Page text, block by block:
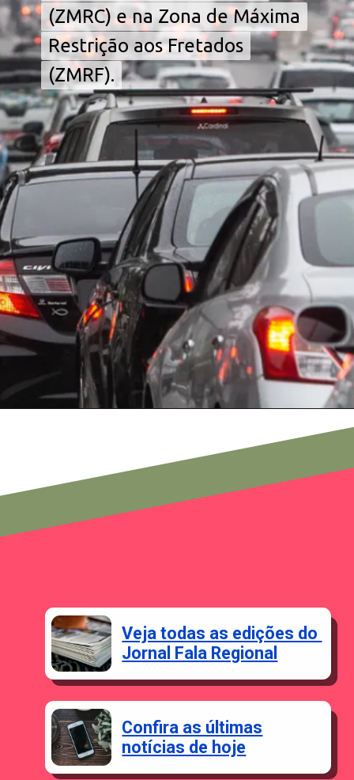
(ZMRC) e na Zona de Máxima
Restrição aos Fretados
(ZMRF).
(ZMRC) e na Zona de Máxima
Restrição aos Fretados
(ZMRF).
https://falaregional.com.br/sp-sem-rodizio-paralizacao-de-onibus-em-sp-faz-prefeitura-liberar-rodizio-nesta-segunda.html/?via=webs&tipo=amp
Veja todas as edições do
Jornal Fala Regional
Confira as últimas
notícias de hoje